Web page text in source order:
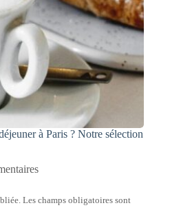
à Paris ? Notre sélection
Les champs obligatoires sont